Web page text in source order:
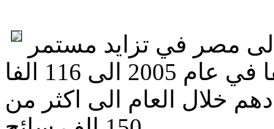
مصر في تزايد مستمر
حيث ارتفع عددهم من 99 الفا في عام 2005 الى 116 الفا
خلال العام الى اكثر من